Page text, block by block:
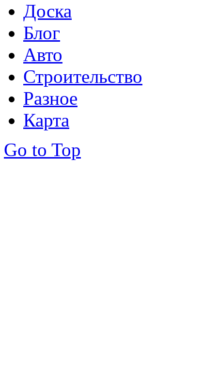
Доска
Блог
Авто
Строительство
Разное
Карта
Go to Top